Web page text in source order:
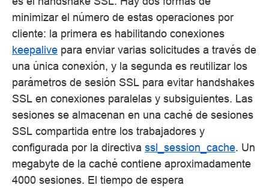
minimizar el número de estas operaciones por
cliente: la primera es habilitando conexiones
keepalive para enviar varias solicitudes a través de
una única conexión, y la segunda es reutilizar los
parámetros de sesión SSL para evitar handshakes
SSL en conexiones paralelas y subsiguientes. Las
sesiones se almacenan en una caché de sesiones
SSL compartida entre los trabajadores y
configurada por la directiva ssl_session_cache. Un
megabyte de la caché contiene aproximadamente
4000 sesiones. El tiempo de espera